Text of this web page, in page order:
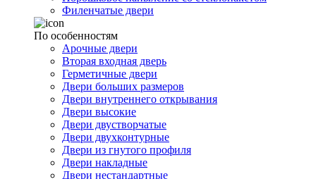
Филенчатые двери
По особенностям
Арочные двери
Вторая входная дверь
Герметичные двери
Двери больших размеров
Двери внутреннего открывания
Двери высокие
Двери двустворчатые
Двери двухконтурные
Двери из гнутого профиля
Двери накладные
Двери нестандартные